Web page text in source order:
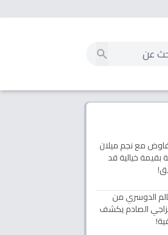
مع نجم ميلان
بقيمة خيالية قد
الدوسري من
الصادم يكشف